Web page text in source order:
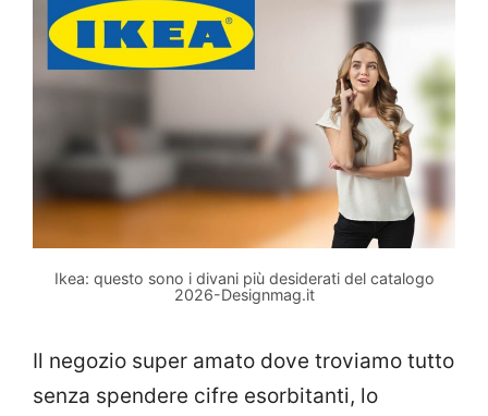
Ikea: questo sono i divani più desiderati del catalogo
2026-Designmag.it
Il negozio super amato dove troviamo tutto
senza spendere cifre esorbitanti, lo